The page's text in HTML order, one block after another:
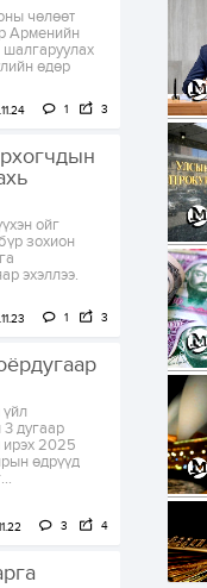
чөлөөт
Арменийн
өдөр
1 3
ойг
зохион
эхэллээ.
1 3
дугаар
ирэх 2025
өдрүүд
3 4